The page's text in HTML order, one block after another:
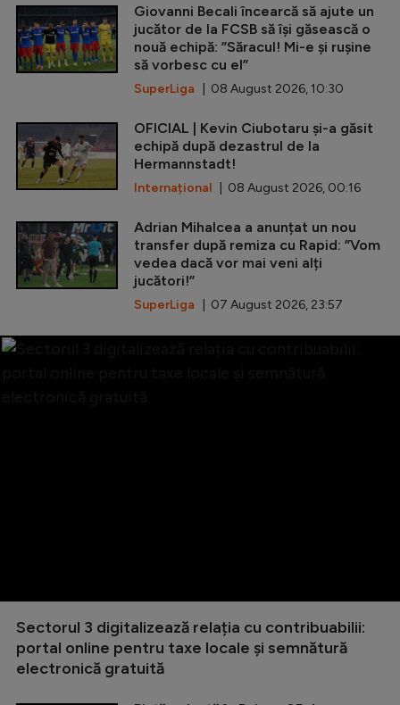
Giovanni Becali încearcă să ajute un
jucător de la FCSB să își găsească o
nouă echipă: ”Săracul! Mi-e și rușine
să vorbesc cu el”
SuperLiga | 08 August 2026, 10:30
OFICIAL | Kevin Ciubotaru și-a găsit
echipă după dezastrul de la
Hermannstadt!
Internațional | 08 August 2026, 00:16
Adrian Mihalcea a anunțat un nou
transfer după remiza cu Rapid: ”Vom
vedea dacă vor mai veni alți
jucători!”
SuperLiga | 07 August 2026, 23:57
Sectorul 3 digitalizează relația cu contribuabilii:
portal online pentru taxe locale și semnătură
electronică gratuită